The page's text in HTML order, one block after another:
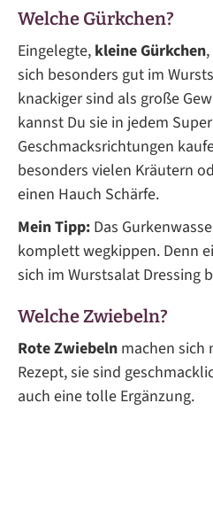
Welche Gürkchen?
Eingelegte, kleine Gürkchen
sich besonders gut im
knackiger sind als große
kannst Du sie in jedem
Geschmacksrichtungen
besonders vielen Kräutern
einen Hauch Schärfe.
Mein Tipp: Das
komplett wegkippen. Denn
sich im Wurstsalat Dressing
Welche Zwiebeln?
Rote Zwiebeln machen sich
Rezept, sie sind
auch eine tolle Ergänzung.